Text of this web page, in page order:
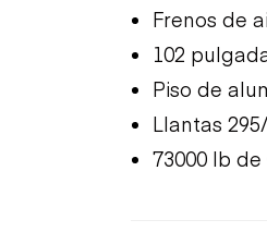
Frenos de
102
Piso de
Llantas
73000 lb de